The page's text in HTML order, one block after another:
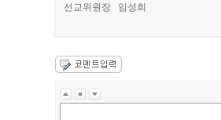
선교위원장 임성희